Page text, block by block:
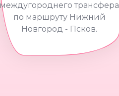
междугороднего трансфера
по маршруту Нижний
Новгород - Псков.